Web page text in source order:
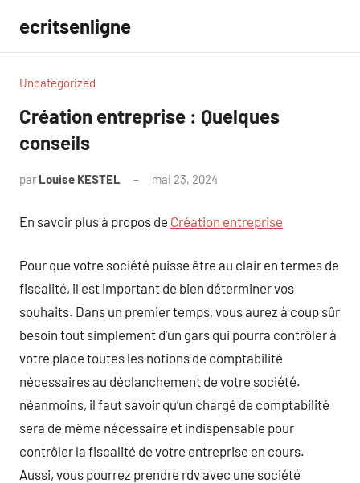
contenu
ecritsenligne
Uncategorized
Création entreprise : Quelques
conseils
par Louise KESTEL mai 23, 2024
En savoir plus à propos de Création entreprise
Pour que votre société puisse être au clair en termes de
fiscalité, il est important de bien déterminer vos
souhaits. Dans un premier temps, vous aurez à coup sûr
besoin tout simplement d’un gars qui pourra contrôler à
votre place toutes les notions de comptabilité
nécessaires au déclanchement de votre société.
néanmoins, il faut savoir qu’un chargé de comptabilité
sera de même nécessaire et indispensable pour
contrôler la fiscalité de votre entreprise en cours.
Aussi, vous pourrez prendre rdv avec une société